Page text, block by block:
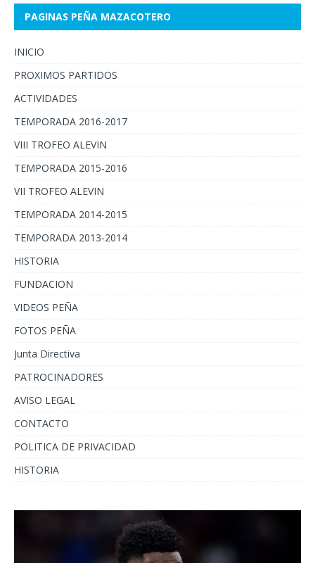
PAGINAS PEÑA MAZACOTERO
INICIO
PROXIMOS PARTIDOS
ACTIVIDADES
TEMPORADA 2016-2017
VIII TROFEO ALEVIN
TEMPORADA 2015-2016
VII TROFEO ALEVIN
TEMPORADA 2014-2015
TEMPORADA 2013-2014
HISTORIA
FUNDACION
VIDEOS PEÑA
FOTOS PEÑA
Junta Directiva
PATROCINADORES
AVISO LEGAL
CONTACTO
POLITICA DE PRIVACIDAD
HISTORIA